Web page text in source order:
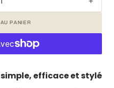
PANIER
simple, efficace et stylé